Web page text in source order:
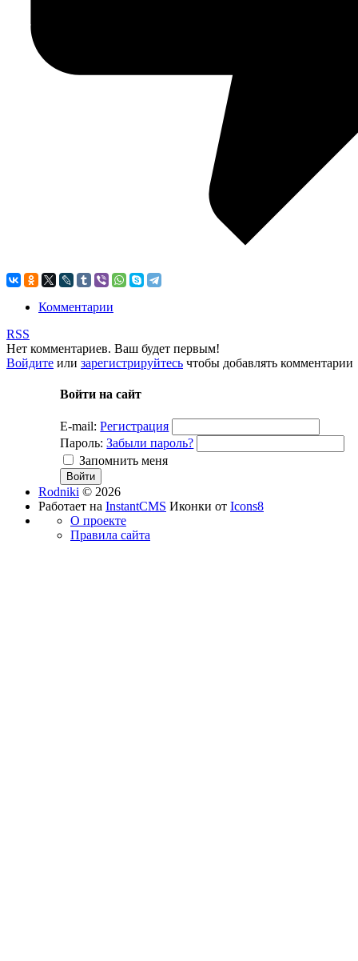
Комментарии
RSS
Нет комментариев. Ваш будет первым!
Войдите или зарегистрируйтесь чтобы добавлять комментарии
Войти на сайт
E-mail: Регистрация
Пароль: Забыли пароль?
Запомнить меня
Rodniki © 2026
Работает на InstantCMS Иконки от Icons8
О проекте
Правила сайта